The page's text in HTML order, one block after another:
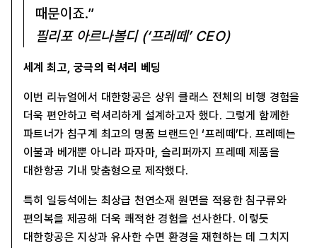
때문이죠.”
필리포 아르나볼디 (‘프레떼’ CEO)
세계 최고, 궁극의 럭셔리 베딩
이번 리뉴얼에서 대한항공은 상위 클래스 전체의 비행 경험을
더욱 편안하고 럭셔리하게 설계하고자 했다. 그렇게 함께한
파트너가 침구계 최고의 명품 브랜드인 ‘프레떼’다. 프레떼는
이불과 베개뿐 아니라 파자마, 슬리퍼까지 프레떼 제품을
대한항공 기내 맞춤형으로 제작했다.
특히 일등석에는 최상급 천연소재 원면을 적용한 침구류와
편의복을 제공해 더욱 쾌적한 경험을 선사한다. 이렇듯
대한항공은 지상과 유사한 수면 환경을 재현하는 데 그치지